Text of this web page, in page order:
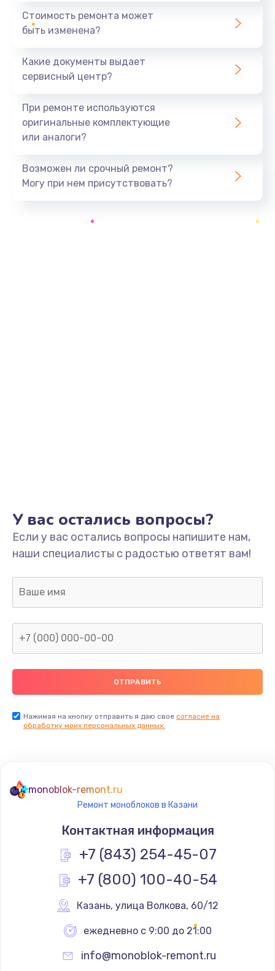
390 руб.
Замена разъёма наушников (гарнитуры)
Замена кнопок громкости
Заказать
Замена стекла
990 руб.
Заказать
Замена датчика приближения
890 руб.
Заказать
490 руб.
Заказать
Замена основной камеры
Замена элемента
Стоимость ремонта может
быть изменена?
Какие документы выдает
сервисный центр?
При ремонте используются
оригинальные комплектующие
или аналоги?
Возможен ли срочный ремонт?
Могу при нем присутствовать?
У вас остались вопросы?
Если у вас остались вопросы напишите нам,
наши специалисты с радостью ответят вам!
Нажимая на кнопку отправить я даю свое согласие на
обработку моих персональных данных.
monoblok-remont.ru
Ремонт моноблоков в Казани
Контактная информация
+7 (843) 254-45-07
+7 (800) 100-40-54
Казань, улица Волкова, 60/12
ежедневно с 9:00 до 21:00
info@monoblok-remont.ru